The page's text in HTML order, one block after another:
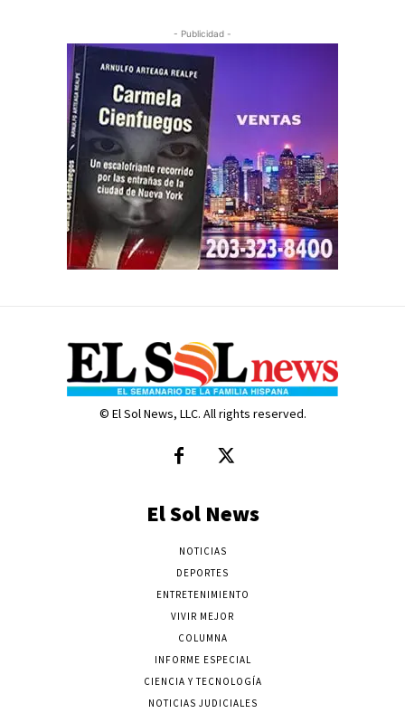
- Publicidad -
© El Sol News, LLC. All rights reserved.
El Sol News
NOTICIAS
DEPORTES
ENTRETENIMIENTO
VIVIR MEJOR
COLUMNA
INFORME ESPECIAL
CIENCIA Y TECNOLOGÍA
NOTICIAS JUDICIALES